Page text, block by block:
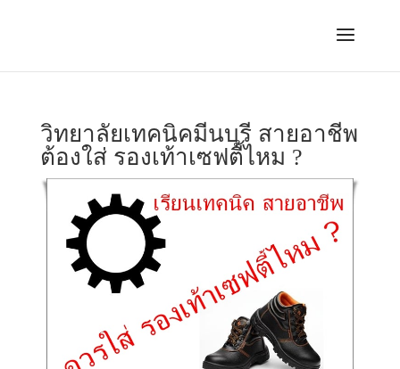
วิทยาลัยเทคนิคมีนบุรี สายอาชีพ
ต้องใส่ รองเท้าเซฟตี้ไหม ?